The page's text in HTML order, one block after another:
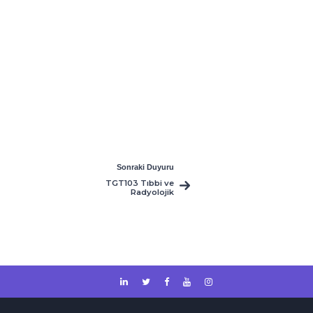
Sonraki Duyuru
TGT103 Tıbbi ve
Radyolojik